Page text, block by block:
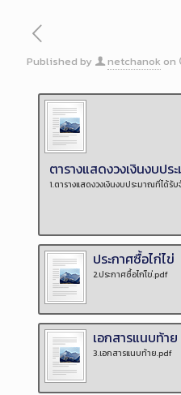
Published by netchanok on
ตารางแสดงวงเงินงบป
1.ตารางแสดงวงเงินงบประมาณที่ได้รั
ประกาศซื้อไก่ไข่
2.ประกาศซื้อไก่ไข่.pdf
เอกสารแนบท้าย
3.เอกสารแนบท้าย.pdf